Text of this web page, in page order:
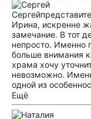
Сергей
Ирина, искренне
замечание. В тот
непросто. Именно
больше внимания
храма хочу
невозможно.
одной из
уединенное место
составляют
Ещё